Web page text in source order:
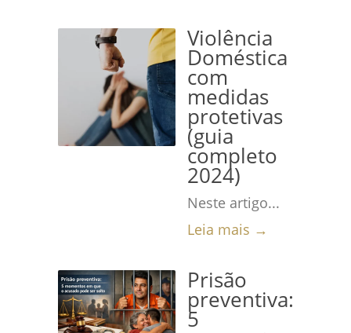
Violência
Doméstica
com
medidas
protetivas
(guia
completo
2024)
Neste artigo...
Leia mais →
Prisão
preventiva:
5